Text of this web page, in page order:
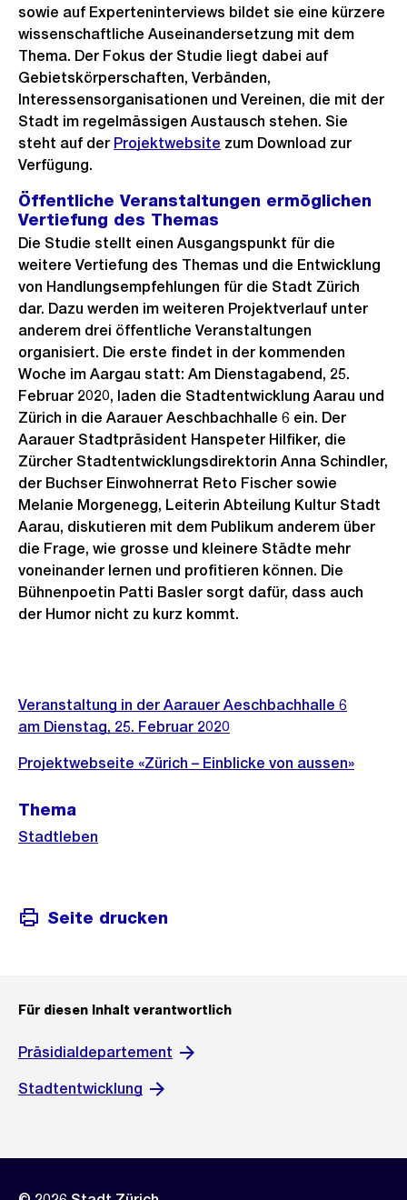
sowie auf Experteninterviews bildet sie eine kürzere
wissenschaftliche Auseinandersetzung mit dem
Thema. Der Fokus der Studie liegt dabei auf
Gebietskörperschaften, Verbänden,
Interessensorganisationen und Vereinen, die mit der
Stadt im regelmässigen Austausch stehen. Sie
steht auf der Projektwebsite zum Download zur
Verfügung.
Öffentliche Veranstaltungen ermöglichen
Vertiefung des Themas
Die Studie stellt einen Ausgangspunkt für die
weitere Vertiefung des Themas und die Entwicklung
von Handlungsempfehlungen für die Stadt Zürich
dar. Dazu werden im weiteren Projektverlauf unter
anderem drei öffentliche Veranstaltungen
organisiert. Die erste findet in der kommenden
Woche im Aargau statt: Am Dienstagabend, 25.
Februar 2020, laden die Stadtentwicklung Aarau und
Zürich in die Aarauer Aeschbachhalle 6 ein. Der
Aarauer Stadtpräsident Hanspeter Hilfiker, die
Zürcher Stadtentwicklungsdirektorin Anna Schindler,
der Buchser Einwohnerrat Reto Fischer sowie
Melanie Morgenegg, Leiterin Abteilung Kultur Stadt
Aarau, diskutieren mit dem Publikum anderem über
die Frage, wie grosse und kleinere Städte mehr
voneinander lernen und profitieren können. Die
Bühnenpoetin Patti Basler sorgt dafür, dass auch
der Humor nicht zu kurz kommt.
Informationen
Veranstaltung in der Aarauer Aeschbachhalle 6
am Dienstag, 25. Februar 2020
Projektwebseite «Zürich – Einblicke von aussen»
Thema
Stadtleben
Seite drucken
Für diesen Inhalt verantwortlich
Präsidialdepartement
Stadtentwicklung